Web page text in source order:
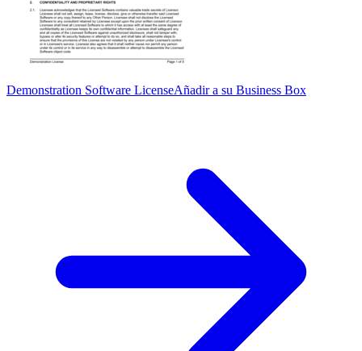
Demonstration Software LicenseAñadir a su Business Box